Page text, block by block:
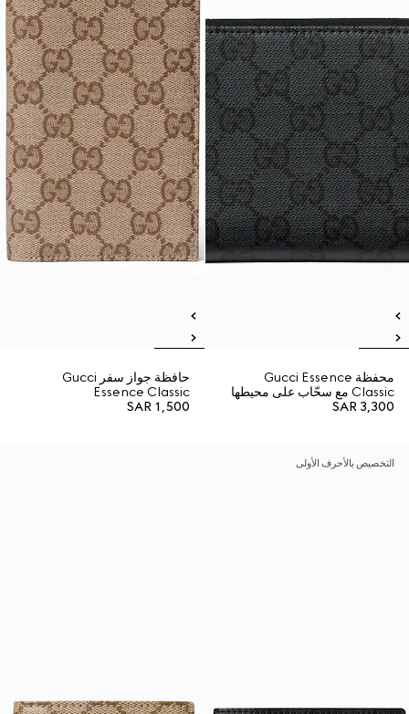
محفظة Gucci Essence
Classic مع سحّاب على محيطها
SAR 3,300
حافظة جواز سفر Gucci
Essence Classic
SAR 1,500
التخصيص بالأحرف الأولى